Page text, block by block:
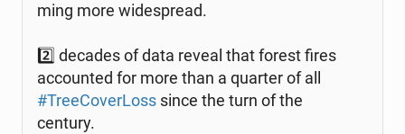
ming more wi­de­spre­ad.
2️⃣ decades of data reveal that forest fires
ac­co­un­ted for more than a quarter of all
#Tre­eCo­ver­Loss since the turn of the
century.